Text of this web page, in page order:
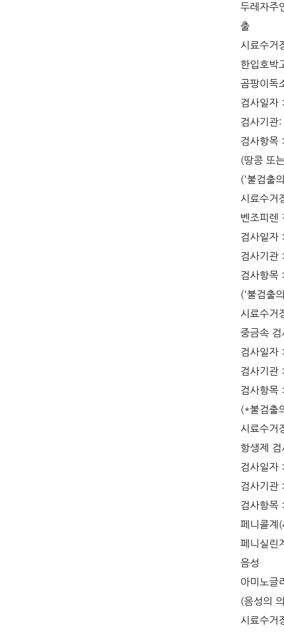
두레자주
출
시료수거
한입호박
곰팡이독
검사일
검사기관
검사항목
(땅콩 또
('불검출
시료수거
벤조피렌
검사일
검사기관
검사항목
('불검출
시료수거
중금속
검사일자
검사기관
검사항목
(*불검출
시료수거
항생제
검사일
검사기관
검사항목
페니콜계
페니실린
음성
아미노글
(음성의
시료수거